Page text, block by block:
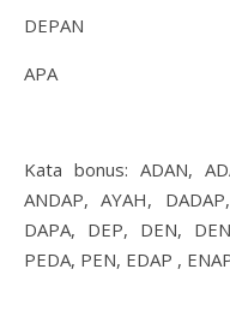
DEPAN
APA
Kata bonus: ADAN,
ANDAP, AYAH,
DAPA, DEP, DEN,
PEDA, PEN, EDAP ,